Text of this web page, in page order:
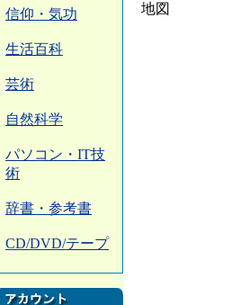
信仰・気功
生活百科
芸術
自然科学
パソコン・IT技
術
辞書・参考書
CD/DVD/テープ
地図